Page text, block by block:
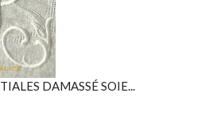
DAMASSÉ SOIE...